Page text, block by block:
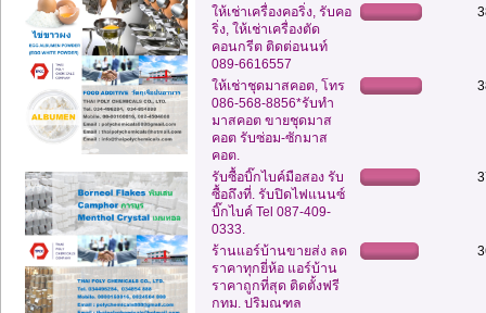
ให้เช่าเครื่องคอริ่ง, รับคอ
ริ่ง, ให้เช่าเครื่องตัด
คอนกรีต ติดต่อนนท์
089-6616557
ให้เช่าชุดมาสคอต, โทร
086-568-8856*รับทำ
มาสคอต ขายชุดมาส
คอต รับซ่อม-ซักมาส
คอต.
รับซื้อบิ๊กไบค์มือสอง รับ
ซื้อถึงที่. รับปิดไฟแนนซ์
บิ๊กไบค์ Tel 087-409-
0333.
ร้านแอร์บ้านขายส่ง ลด
ราคาทุกยี่ห้อ แอร์บ้าน
ราคาถูกที่สุด ติดตั้งฟรี
กทม. ปริมณฑล